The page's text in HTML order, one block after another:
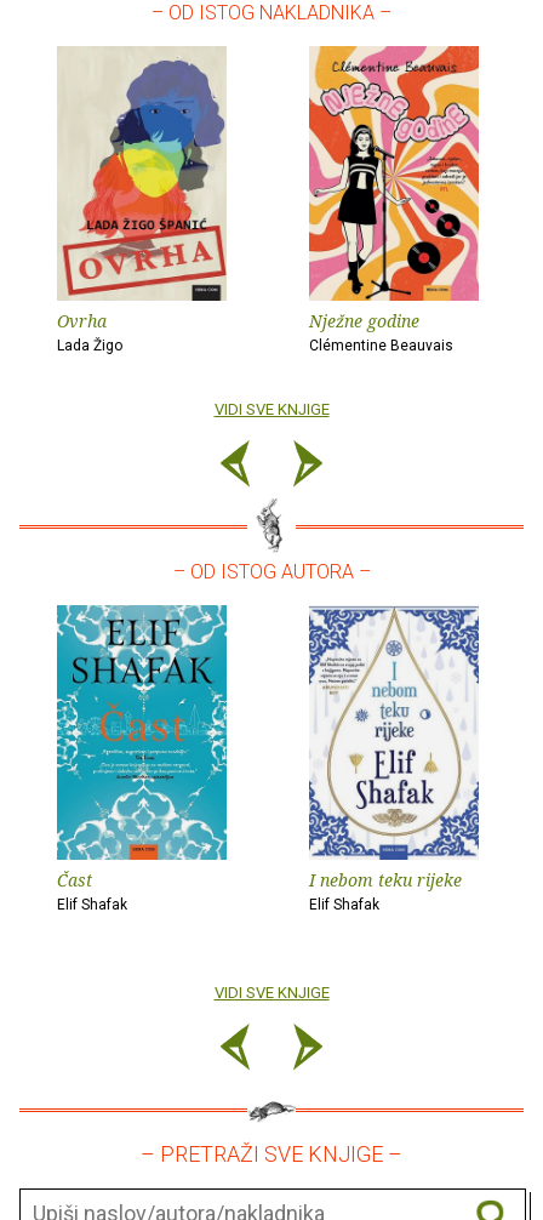
– OD ISTOG NAKLADNIKA –
Ovrha
Lada Žigo
Nježne godine
Clémentine Beauvais
VIDI SVE KNJIGE
– OD ISTOG AUTORA –
Čast
Elif Shafak
I nebom teku rijeke
Elif Shafak
VIDI SVE KNJIGE
– PRETRAŽI SVE KNJIGE –